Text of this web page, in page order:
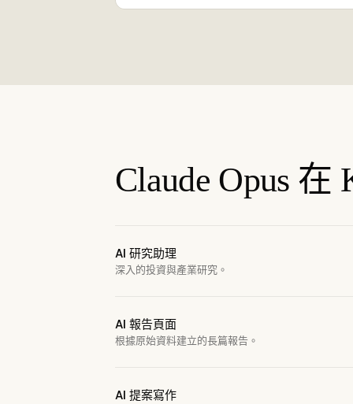
Claude Opus
AI 研究助理
深入的投資與產業研究。
AI 報告頁面
根據原始資料建立的長篇報告。
AI 提案寫作